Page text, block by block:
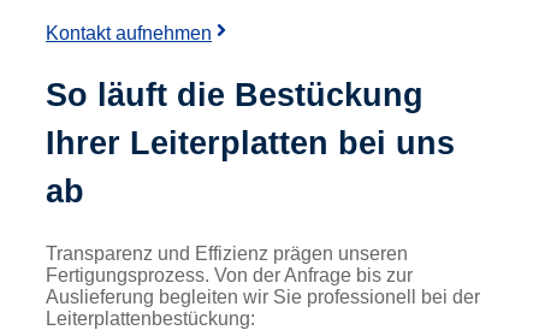
Kontakt aufnehmen
So läuft die Bestückung
Ihrer Leiterplatten bei uns
ab
Transparenz und Effizienz prägen unseren
Fertigungsprozess. Von der Anfrage bis zur
Auslieferung begleiten wir Sie professionell bei der
Leiterplattenbestückung: